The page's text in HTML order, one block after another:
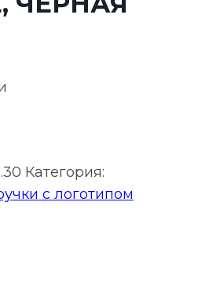
Категория:
с логотипом